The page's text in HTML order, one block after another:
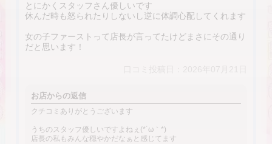
とにかくスタッフさん優しいです
休んだ時も怒られたりしないし逆に体調心配してくれます
女の子ファーストって店長が言ってたけどまさにその通り
だと思います！
お店からの返信
クチコミありがとうございます
うちのスタッフ優しいですよねぇ(*´ω｀*)
店長の私もみんな穏やかだなぁと感じてます